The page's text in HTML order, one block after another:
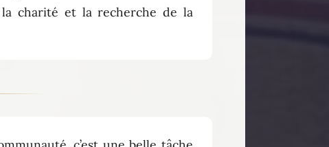
charité et la recherche de la